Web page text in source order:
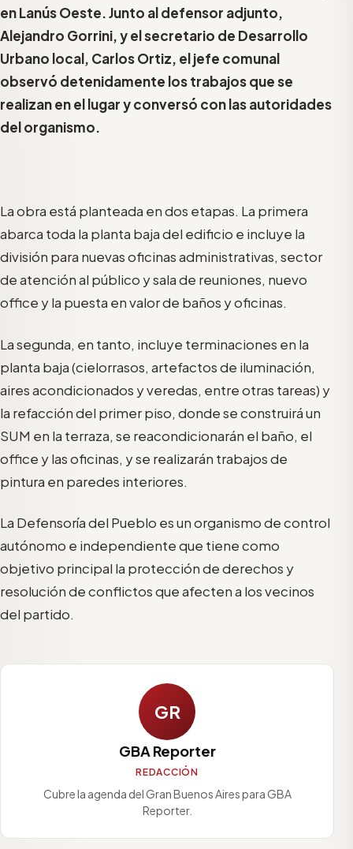
en Lanús Oeste. Junto al defensor adjunto,
Alejandro Gorrini, y el secretario de Desarrollo
Urbano local, Carlos Ortiz, el jefe comunal
observó detenidamente los trabajos que se
realizan en el lugar y conversó con las autoridades
del organismo.
La obra está planteada en dos etapas. La primera
abarca toda la planta baja del edificio e incluye la
división para nuevas oficinas administrativas, sector
de atención al público y sala de reuniones, nuevo
office y la puesta en valor de baños y oficinas.
La segunda, en tanto, incluye terminaciones en la
planta baja (cielorrasos, artefactos de iluminación,
aires acondicionados y veredas, entre otras tareas) y
la refacción del primer piso, donde se construirá un
SUM en la terraza, se reacondicionarán el baño, el
office y las oficinas, y se realizarán trabajos de
pintura en paredes interiores.
La Defensoría del Pueblo es un organismo de control
autónomo e independiente que tiene como
objetivo principal la protección de derechos y
resolución de conflictos que afecten a los vecinos
del partido.
GR
GBA Reporter
REDACCIÓN
Cubre la agenda del Gran Buenos Aires para GBA
Reporter.